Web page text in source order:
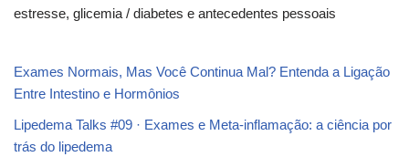
estresse, glicemia / diabetes e antecedentes pessoais
Exames Normais, Mas Você Continua Mal? Entenda a Ligação
Entre Intestino e Hormônios
Lipedema Talks #09 · Exames e Meta-inflamação: a ciência por
trás do lipedema